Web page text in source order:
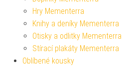
Hry Mementerra
Knihy a deníky Mementerra
Otisky a odlitky Mementerra
Stírací plakáty Mementerra
Oblíbené kousky